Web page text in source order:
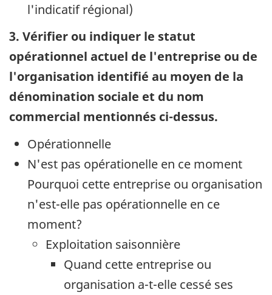
l'indicatif régional)
3. Vérifier ou indiquer le statut
opérationnel actuel de l'entreprise ou de
l'organisation identifié au moyen de la
dénomination sociale et du nom
commercial mentionnés ci-dessus.
Opérationnelle
N'est pas opérationelle en ce moment
Pourquoi cette entreprise ou organisation
n'est-elle pas opérationnelle en ce
moment?
Exploitation saisonnière
Quand cette entreprise ou
organisation a-t-elle cessé ses